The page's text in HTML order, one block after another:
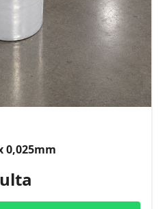
0,025mm